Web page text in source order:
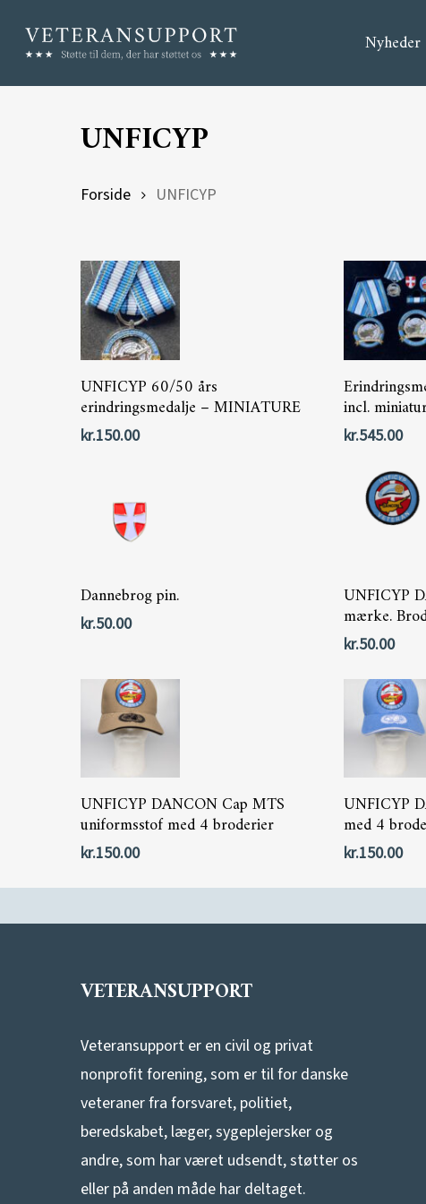
Hit enter to search or ESC to close
Nyheder
UNFICYP
Forside UNFICYP
Tilføj Til Kurv
UNFICYP 60/50 års
erindringsmedalje – MINIATURE
kr.150.00
incl.
kr.545.00
Dannebrog pin.
kr.50.00
UNFICYP
mærke.
kr.50.00
Tilføj Til Kurv
UNFICYP DANCON Cap MTS
uniformsstof med 4 broderier
kr.150.00
UNFICYP
med 4
kr.150.00
VETERANSUPPORT
Veteransupport er en civil og privat
nonprofit forening, som er til for danske
veteraner fra forsvaret, politiet,
beredskabet, læger, sygeplejersker og
andre, som har været udsendt, støtter os
eller på anden måde har deltaget.